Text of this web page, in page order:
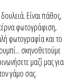
Είναι πάθος,
φωτογράφιση,
φωτογραφία και το
σκηνοθετούμε
μαζί μας για
γάμο σας.